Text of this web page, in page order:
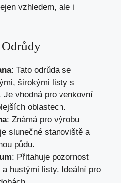
vzhledem, ale i
: Tato odrůda se
širokými listy s
Je vhodná pro venkovní
oblastech.
: Známá pro výrobu
slunečné stanoviště a
půdu.
: Přitahuje pozornost
hustými listy. Ideální pro